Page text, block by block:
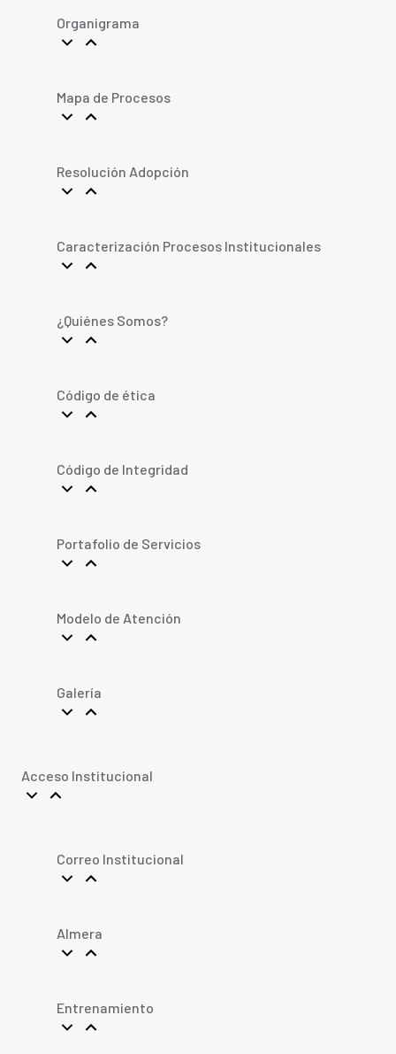
Organigrama
Mapa de Procesos
Resolución Adopción
Caracterización Procesos Institucionales
¿Quiénes Somos?
Código de ética
Código de Integridad
Portafolio de Servicios
Modelo de Atención
Galería
Acceso Institucional
Correo Institucional
Almera
Entrenamiento